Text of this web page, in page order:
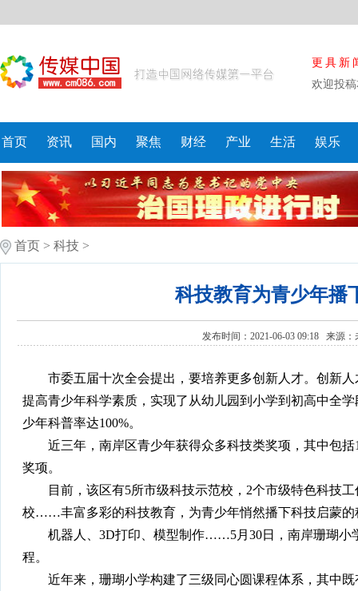
更具新
欢迎投
首页 资讯 国内 聚焦 财经 产业 生活 娱乐
首页 > 科技 >
科技教育为青少年播
发布时间：2021-06-03 09:18 来源：
市委五届十次全会提出，要培养更多创新人才。创新人
提高青少年科学素质，实现了从幼儿园到小学到初高中全
少年科普率达100%。
近三年，南岸区青少年获得众多科技类奖项，其中包括
奖项。
目前，该区有5所市级科技示范校，2个市级特色科技工
校……丰富多彩的科技教育，为青少年悄然播下科技启蒙的
机器人、3D打印、模型制作……5月30日，南岸珊瑚小
程。
近年来，珊瑚小学构建了三级同心圆课程体系，其中既